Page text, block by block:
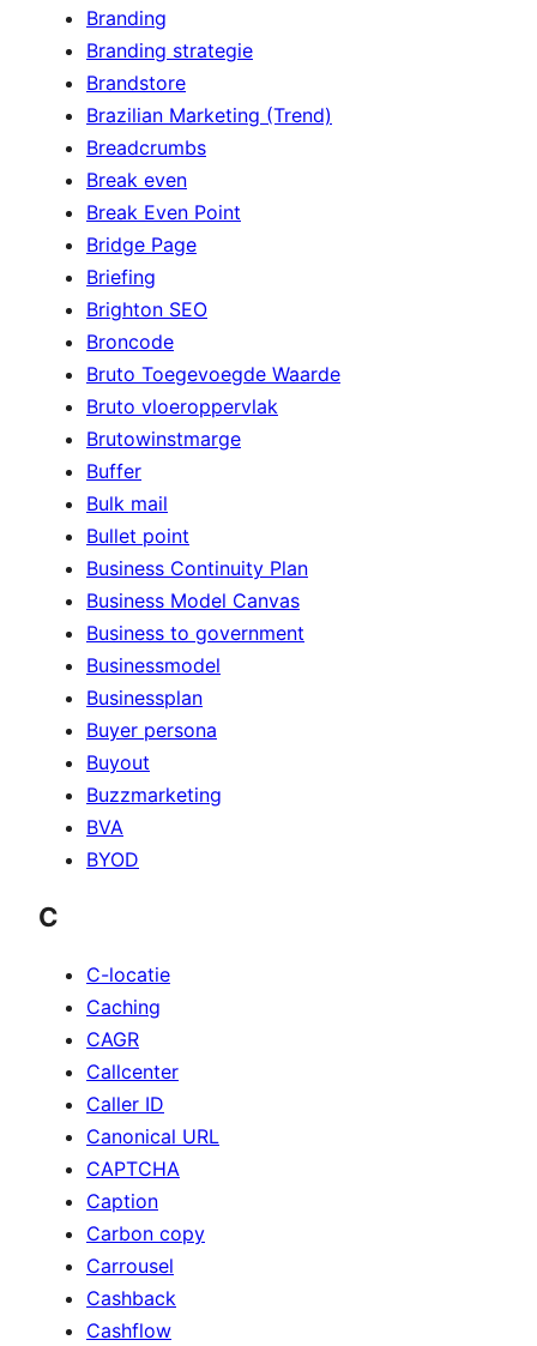
Branding
Branding strategie
Brandstore
Brazilian Marketing (Trend)
Breadcrumbs
Break even
Break Even Point
Bridge Page
Briefing
Brighton SEO
Broncode
Bruto Toegevoegde Waarde
Bruto vloeroppervlak
Brutowinstmarge
Buffer
Bulk mail
Bullet point
Business Continuity Plan
Business Model Canvas
Business to government
Businessmodel
Businessplan
Buyer persona
Buyout
Buzzmarketing
BVA
BYOD
C
C-locatie
Caching
CAGR
Callcenter
Caller ID
Canonical URL
CAPTCHA
Caption
Carbon copy
Carrousel
Cashback
Cashflow